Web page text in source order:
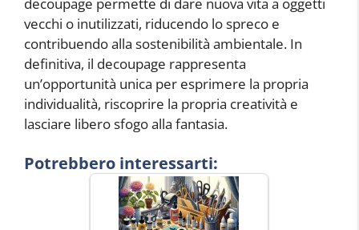
vecchi o inutilizzati, riducendo lo spreco e
contribuendo alla sostenibilità ambientale. In
definitiva, il decoupage rappresenta
un’opportunità unica per esprimere la propria
individualità, riscoprire la propria creatività e
lasciare libero sfogo alla fantasia.
Potrebbero interessarti: